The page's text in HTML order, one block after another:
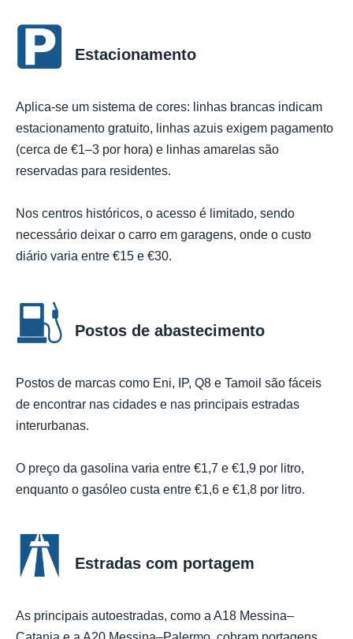
Estacionamento
Aplica-se um sistema de cores: linhas brancas indicam
estacionamento gratuito, linhas azuis exigem pagamento
(cerca de €1–3 por hora) e linhas amarelas são
reservadas para residentes.
Nos centros históricos, o acesso é limitado, sendo
necessário deixar o carro em garagens, onde o custo
diário varia entre €15 e €30.
Postos de abastecimento
Postos de marcas como Eni, IP, Q8 e Tamoil são fáceis
de encontrar nas cidades e nas principais estradas
interurbanas.
O preço da gasolina varia entre €1,7 e €1,9 por litro,
enquanto o gasóleo custa entre €1,6 e €1,8 por litro.
Estradas com portagem
As principais autoestradas, como a A18 Messina–